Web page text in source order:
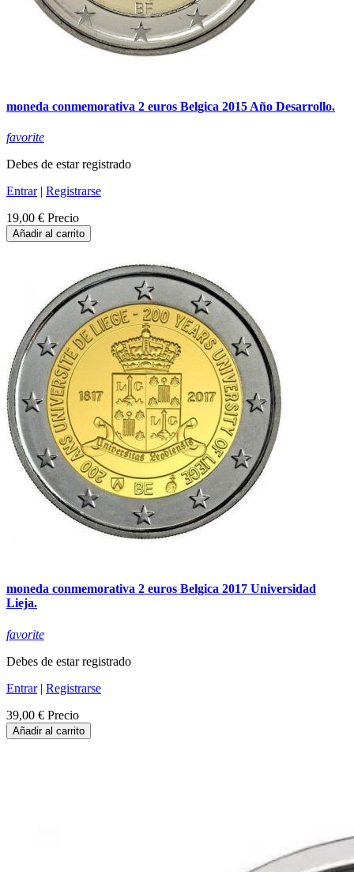
moneda conmemorativa 2 euros Belgica 2015 Año Desarrollo.
favorite
Debes de estar registrado
Entrar| Registrarse
19,00 € Precio
Añadir al carrito
moneda conmemorativa 2 euros Belgica 2017 Universidad
Lieja.
favorite
Debes de estar registrado
Entrar| Registrarse
39,00 € Precio
Añadir al carrito